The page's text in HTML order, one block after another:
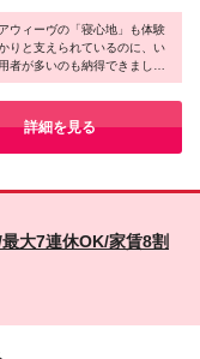
伴います ※残業代は全額
レ
急たま
-------------------
て異動可能
ウィーヴの「寝心地」も体験
りと支えられているのに、い
者が多いのも納得できまし
働いている方々も温かく、居
魅力。キャリアアップのチャ
きくなっていく同社でなら長
す。
詳細を見る
大7連休OK/家賃8割